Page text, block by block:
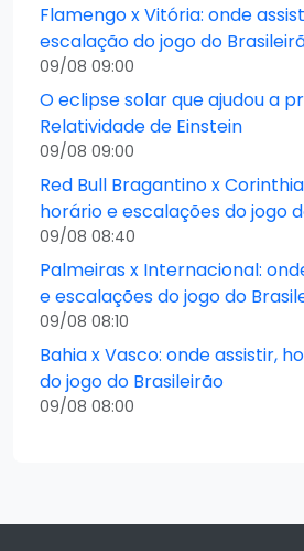
Flamengo x Vitória: onde
escalação do jogo do
09/08 09:00
O eclipse solar que ajudou a
Relatividade de Einstein
09/08 09:00
Red Bull Bragantino x
horário e escalações do jogo
09/08 08:40
Palmeiras x Internacional:
e escalações do jogo do
09/08 08:10
Bahia x Vasco: onde assistir,
do jogo do Brasileirão
09/08 08:00